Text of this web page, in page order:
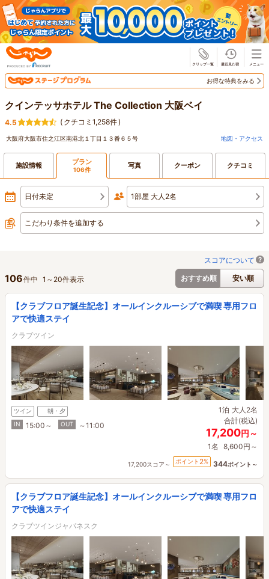
お得な特典をみる
クインテッサホテル The Collection 大阪ベイ
4.5 ( クチコミ1,258件)
大阪府大阪市住之江区南港北１丁目１３番６５号 地図・アクセス
施設情報 プラン
106件 写真 クーポン クチコミ
日付未定 1部屋 大人2名
こだわり条件を追加する
スコアについて
おすすめ順
安い順
106件中 1 ～ 20件表示
【クラブフロア誕生記念】オールインクルーシブで満喫 専用フロ
アで快適ステイ
クラブツイン
ツイン
朝・夕
IN
15:00～ OUT ～11:00
1泊 大人2名
合計(税込)
17,200円～
1名 8,600円～
17,200スコア～ ポイント 2% 344ポイント～
【クラブフロア誕生記念】オールインクルーシブで満喫 専用フロ
アで快適ステイ
クラブツインジャパネスク